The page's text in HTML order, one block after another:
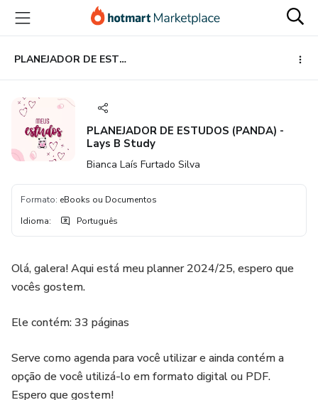
para
conteúdo
principal
para
pagamento
para
rodapé
PLANEJADOR DE ESTUDOS (PANDA) - Lays B Study
PLANEJADOR DE ESTUDOS (PANDA) -
Lays B Study
Bianca Laís Furtado Silva
Formato: eBooks ou Documentos
Idioma: Português
Olá, galera! Aqui está meu planner 2024/25, espero que
vocês gostem.
Ele contém: 33 páginas
Serve como agenda para você utilizar e ainda contém a
opção de você utilizá-lo em formato digital ou PDF.
Espero que gostem!